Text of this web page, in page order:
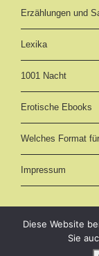
Erzählungen und
Lexika
1001 Nacht
Erotische Ebooks
Welches Format
Impressum
eBooks
Diese Website
Sie